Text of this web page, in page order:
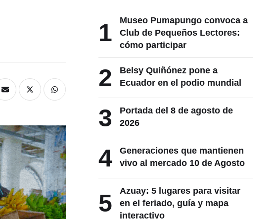
1
Museo Pumapungo convoca a
Club de Pequeños Lectores:
cómo participar
2
Belsy Quiñónez pone a
Ecuador en el podio mundial
3
Portada del 8 de agosto de
2026
4
Generaciones que mantienen
vivo al mercado 10 de Agosto
5
Azuay: 5 lugares para visitar
en el feriado, guía y mapa
interactivo